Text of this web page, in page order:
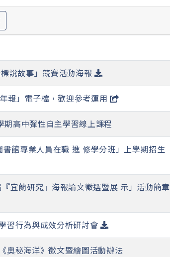
說故事」競賽活動海報
報」電子檔，歡迎參考運用
高中彈性自主學習線上課程
館專業人員在職 進 修學分班」上學期招生
宜蘭研究』海報論文徵選暨展 示」活動簡章
習行為與成效分析研討會
奧秘海洋》徵文暨繪圖活動辦法